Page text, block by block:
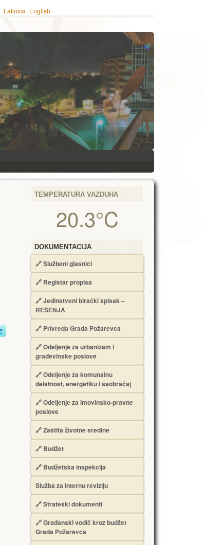
Latinica English
TEMPERATURA VAZDUHA
20.3°C
DOKUMENTACIJA
🔗Službeni glasnici
🔗 Registar propisa
🔗Jedinstveni birački spisak –
RЕŠЕNJA
🔗 Privreda Grada Požarevca
🔗Odeljenje za urbanizam i
građevinske poslove
🔗Odeljenje za komunalnu
delatnost, energetiku i saobraćaj
🔗Odeljenje za imovinsko-pravne
poslove
🔗Zaštita životne sredine
🔗 Budžet
🔗 Budžetska inspekcija
Služba za internu reviziju
🔗Strateški dokumenti
🔗Građanski vodič kroz budžet
Grada Požarevca